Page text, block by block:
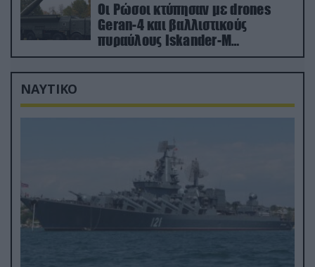
Οι Ρώσοι κτύπησαν με drones
Geran-4 και βαλλιστικούς
πυραύλους Iskander-M
ουκρανικό τρένο με στρατιωτικό
εξοπλισμό
ΝΑΥΤΙΚΟ